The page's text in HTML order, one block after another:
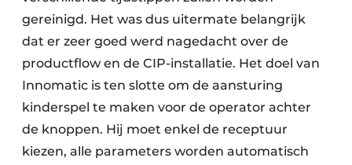
gereinigd. Het was dus uitermate belangrijk
dat er zeer goed werd nagedacht over de
productflow en de CIP-installatie. Het doel van
Innomatic is ten slotte om de aansturing
kinderspel te maken voor de operator achter
de knoppen. Hij moet enkel de receptuur
kiezen, alle parameters worden automatisch